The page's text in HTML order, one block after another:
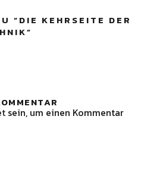
“DIE KEHRSEITE DER
”
sein, um einen Kommentar